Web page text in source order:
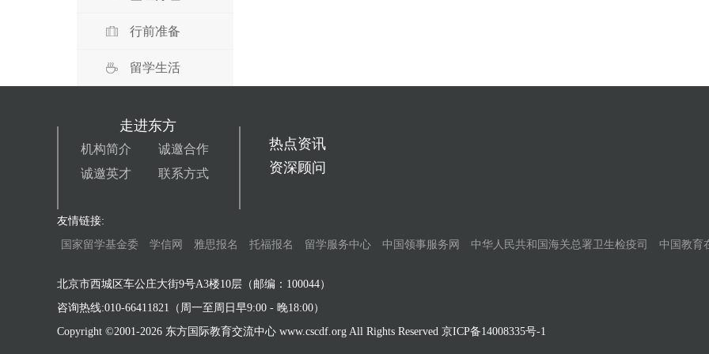
行前准备
留学生活
走进东方
机构简介
诚邀合作
诚邀英才
联系方式
热点资讯
资深顾问
友情链接:
国家留学基金委
学信网 雅思报名 托福报名 留学服务中心 中国领事服务网 中华人民共和国海关总署卫生检疫司 中国教育
北京市西城区车公庄大街9号A3楼10层（邮编：100044）
咨询热线:010-66411821（周一至周日早9:00 - 晚18:00）
Copyright ©2001-2026 东方国际教育交流中心 www.cscdf.org All Rights Reserved 京ICP备14008335号-1